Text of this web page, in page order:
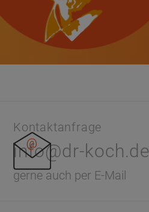
Kontaktanfrage
info@dr-koch.de
gerne auch per E-Mail